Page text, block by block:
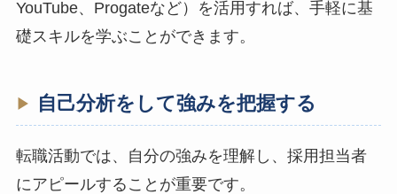
YouTube、Progateなど）を活用すれば、手軽に基
礎スキルを学ぶことができます。
自己分析をして強みを把握する
転職活動では、自分の強みを理解し、採用担当者
にアピールすることが重要です。